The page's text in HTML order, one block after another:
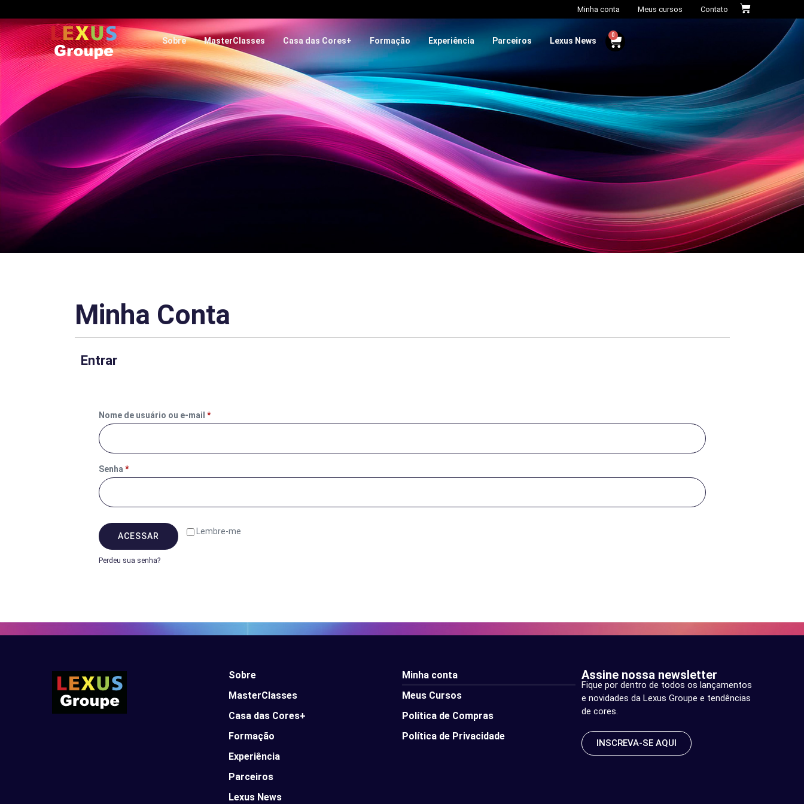
Minha conta Meus cursos Contato
Sobre MasterClasses Casa das Cores+ Formação Experiência Parceiros Lexus News​
0
Minha Conta
Entrar
Nome de usuário ou e-mail *
Senha *
Lembre-me
ACESSAR
Perdeu sua senha?
Sobre
MasterClasses
Casa das Cores+
Formação
Experiência
Parceiros
Lexus News​
Minha conta
Meus Cursos
Política de Compras
Política de Privacidade
Assine nossa newsletter
Fique por dentro de todos os lançamentos
e novidades da Lexus Groupe e tendências
de cores.
INSCREVA-SE AQUI